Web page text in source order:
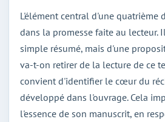
L'élément central d'une quatrième
dans la promesse faite au lecteur.
simple résumé, mais d'une
va-t-on retirer de la lecture de ce
convient d'identifier le cœur du
développé dans l'ouvrage. Cela
l'essence de son manuscrit, en